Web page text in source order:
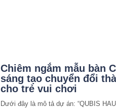
Chiêm ngắm mẫu bàn
sáng tạo chuyển đổi
cho trẻ vui chơi
Dưới đây là mô tả dự án: “QUBIS